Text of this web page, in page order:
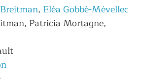
, Eléa Gobbé-Mévellec
Patricia Mortagne,